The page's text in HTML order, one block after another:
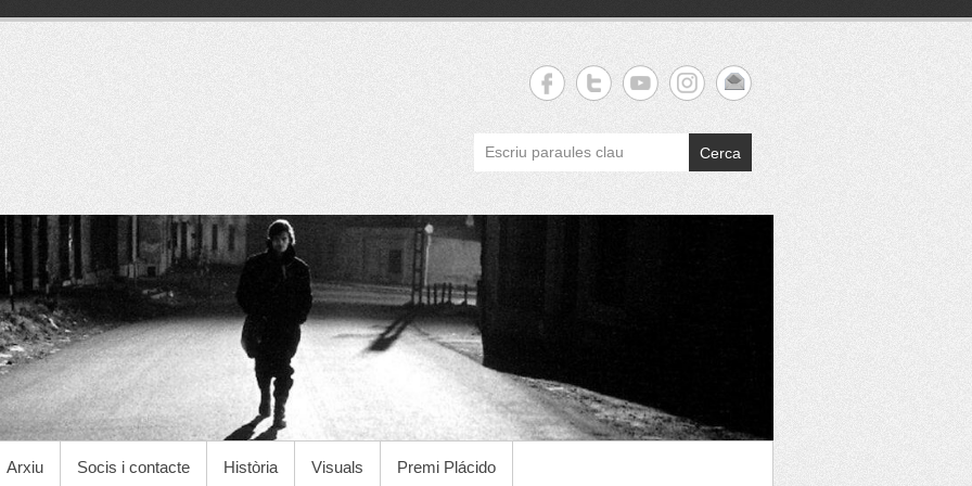
Cineclub Manresa
Cerca
Arxiu Socis i contacte Història Visuals Premi Plácido